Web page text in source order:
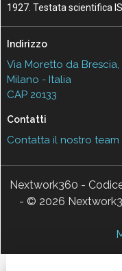
1927. Testata scientifica
Indirizzo
Via Moretto da Brescia,
Milano - Italia
CAP 20133
Contatti
Contatta il nostro
Nextwork360 -
- © 2026